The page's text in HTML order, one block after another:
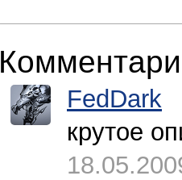
FedDark
крутое